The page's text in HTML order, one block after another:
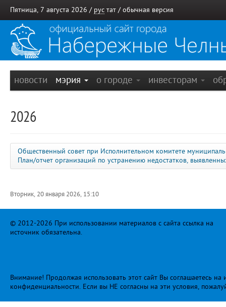
Пятница, 7 августа 2026 / рус тат / обычная версия
новости мэрия о городе инвесторам
2026
Общественный совет при Исполнительном комитете
План/отчет организаций по устранению недостатков,
Вторник, 20 января 2026, 15:10
© 2012-2026 При использовании материалов с сайта ссылка на
источник обязательна.
Внимание! Продолжая использовать этот сайт Вы соглашаетесь
конфиденциальности. Если вы НЕ согласны на эти условия,